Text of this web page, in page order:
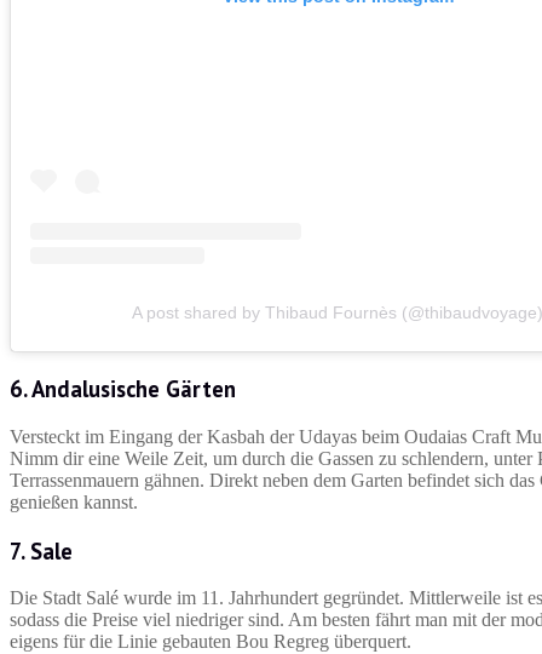
A post shared by Thibaud Fournès (@thibaudvoyage)
6. Andalusische Gärten
Versteckt im Eingang der Kasbah der Udayas beim Oudaias Craft
Nimm dir eine Weile Zeit, um durch die Gassen zu schlendern,
Terrassenmauern gähnen. Direkt neben dem Garten befindet sich
genießen kannst.
7. Sale
Die Stadt Salé wurde im 11. Jahrhundert gegründet. Mittlerweile ist
sodass die Preise viel niedriger sind. Am besten fährt man mit der
eigens für die Linie gebauten Bou Regreg überquert.